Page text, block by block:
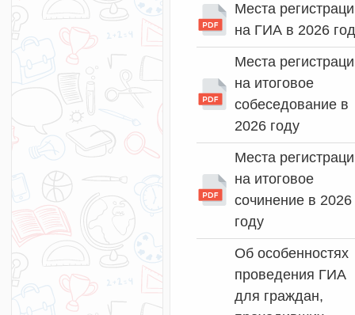
Места
на ГИА в 2026
Места
на итоговое
собеседование в
2026 году
Места
на итоговое
сочинение в 2026
году
Об особенностях
проведения ГИА
для граждан,